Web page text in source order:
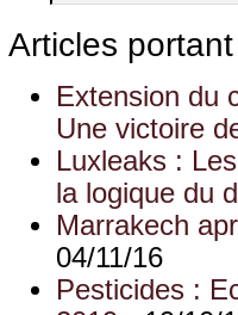
Articles
Extension du
Une victoire
Luxleaks :
la logique du
Marrakech
04/11/16
Pesticides :